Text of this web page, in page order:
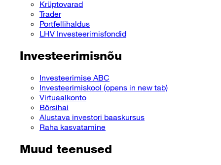
Krüptovarad
Trader
Portfellihaldus
LHV Investeerimisfondid
Investeerimisnõu
Investeerimise ABC
Investeerimiskool (opens in new tab)
Virtuaalkonto
Börsihai
Alustava investori baaskursus
Raha kasvatamine
Muud teenused